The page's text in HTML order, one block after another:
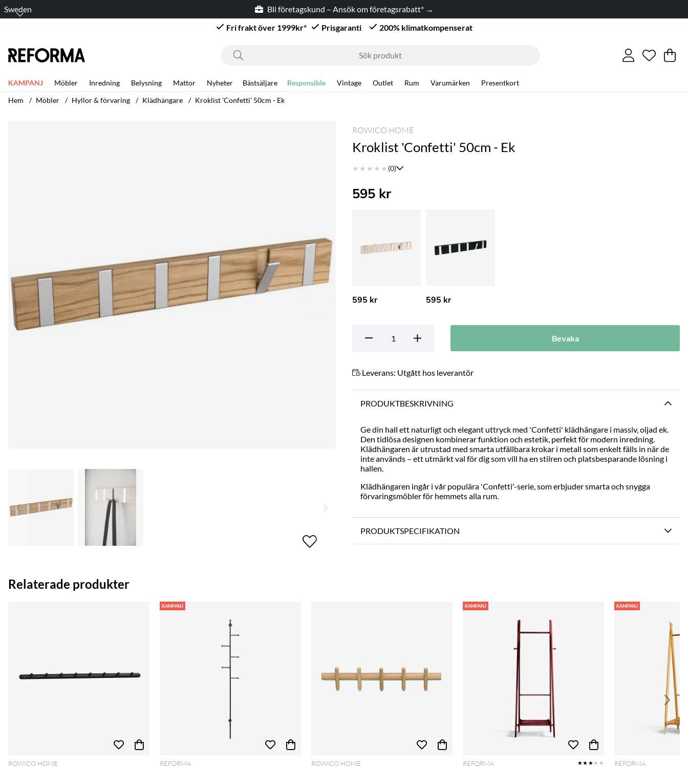
Sweden
Bli företagskund – Ansök om företagsrabatt* →
Fri frakt över 1999kr*
Prisgaranti 200% klimatkompenserat
Antal i
. .
KAMPANJ Möbler Inredning Belysning Mattor Nyheter Bästsäljare Responsible Vintage Outlet Rum Varumärken
Presentkort
Hem
Möbler Hyllor & förvaring Klädhängare Kroklist 'Confetti' 50cm - Ek
ROWICO HOME
Kroklist 'Confetti' 50cm - Ek
★ ★ ★ ★ ★ (0)
595 kr
595 kr 595 kr
Bevaka
Leverans: Utgått hos leverantör
PRODUKTBESKRIVNING
Ge din hall ett naturligt och elegant uttryck med 'Confetti' klädhängare i massiv, oljad ek.
Den tidlösa designen kombinerar funktion och estetik, perfekt för modern inredning.
Klädhängaren är utrustad med smarta utfällbara krokar i metall som enkelt fälls in när de
inte används – ett utmärkt val för dig som vill ha en stilren och platsbesparande lösning i
hallen.
Klädhängaren ingår i vår populära 'Confetti'-serie, som erbjuder smarta och snygga
förvaringsmöbler för hemmets alla rum.
PRODUKTSPECIFIKATION
Relaterade produkter
ROWICO HOME
KAMPANJ
REFORMA ROWICO HOME
KAMPANJ
REFORMA ★★★★★
KAMPANJ
REFORMA